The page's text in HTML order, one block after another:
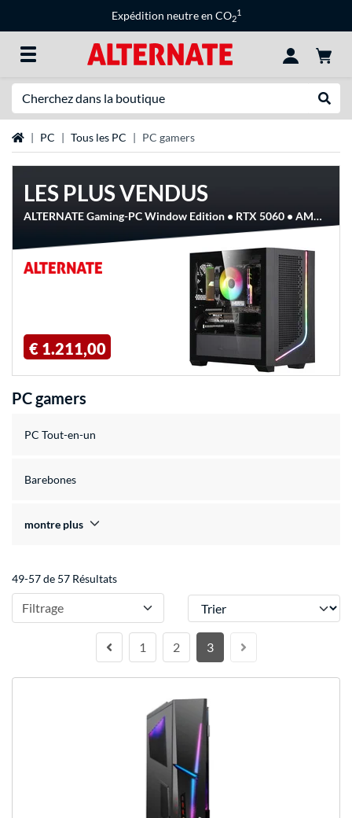
Expédition neutre en CO2
1
Page d'accueil
PC Tous les PC PC gamers
LES PLUS VENDUS
ALTERNATE Gaming-PC Window Edition • RTX 5060 • AMD Ryzen™ 5 5600 • 16 GB RAM, PC gaming
€ 1.211,00
PC gamers
PC Tout-en-un
Barebones
montre plus
49-57 de 57 Résultats
Filtrage Trier
1 2 3